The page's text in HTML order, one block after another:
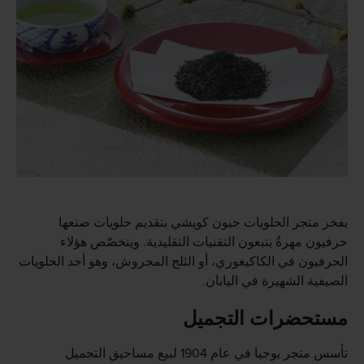
يفخر متجر الحلويات جيون كويشي بتقديم حلويات صنعها
حرفيون مهرةٌ يتبعون التقنيات التقليدية. ويتخصّص هؤلاء
الحرفيون في الكاكيغوري، أو الثلج المجروش، وهو أحد الحلويات
الصيفية الشهيرة في اليابان.
مستحضرات التجميل
تأسس متجر يوجيا في عام 1904 لبيع مساحيق التجميل